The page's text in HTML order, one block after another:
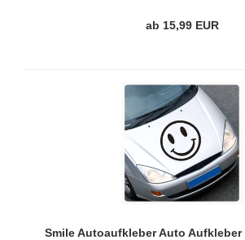
ab 15,99 EUR
Smile Autoaufkleber Auto Aufkleber